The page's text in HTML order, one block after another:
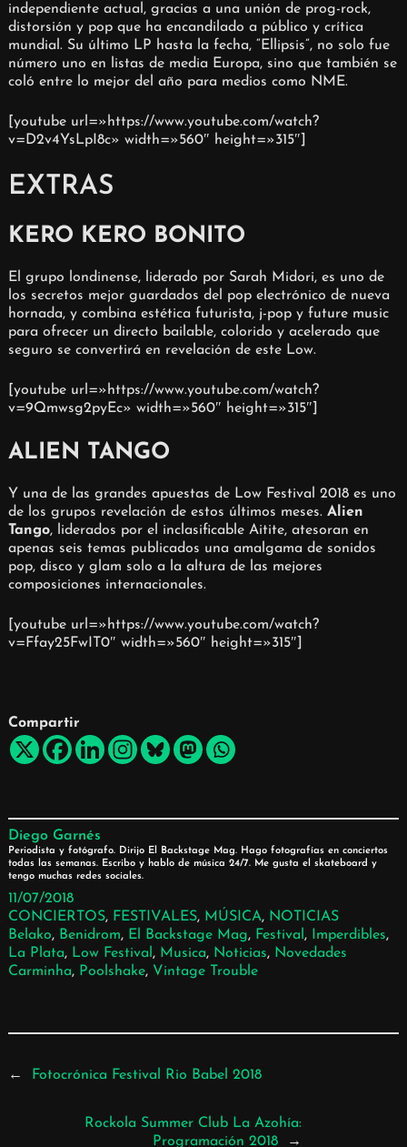
independiente actual, gracias a una unión de prog-rock,
distorsión y pop que ha encandilado a público y crítica
mundial. Su último LP hasta la fecha, “Ellipsis”, no solo fue
número uno en listas de media Europa, sino que también se
coló entre lo mejor del año para medios como NME.
[youtube url=»https://www.youtube.com/watch?
v=D2v4YsLpI8c» width=»560″ height=»315″]
EXTRAS
KERO KERO BONITO
El grupo londinense, liderado por Sarah Midori, es uno de
los secretos mejor guardados del pop electrónico de nueva
hornada, y combina estética futurista, j-pop y future music
para ofrecer un directo bailable, colorido y acelerado que
seguro se convertirá en revelación de este Low.
[youtube url=»https://www.youtube.com/watch?
v=9Qmwsg2pyEc» width=»560″ height=»315″]
ALIEN TANGO
Y una de las grandes apuestas de Low Festival 2018 es uno
de los grupos revelación de estos últimos meses. Alien
Tango, liderados por el inclasificable Aitite, atesoran en
apenas seis temas publicados una amalgama de sonidos
pop, disco y glam solo a la altura de las mejores
composiciones internacionales.
[youtube url=»https://www.youtube.com/watch?
v=Ffay25FwIT0″ width=»560″ height=»315″]
Compartir
Diego Garnés
Periodista y fotógrafo. Dirijo El Backstage Mag. Hago fotografías en conciertos
todas las semanas. Escribo y hablo de música 24/7. Me gusta el skateboard y
tengo muchas redes sociales.
11/07/2018
CONCIERTOS, FESTIVALES, MÚSICA, NOTICIAS
Belako, Benidrom, El Backstage Mag, Festival, Imperdibles ,
La Plata, Low Festival, Musica, Noticias, Novedades
Carminha, Poolshake, Vintage Trouble
← Fotocrónica Festival Rio Babel 2018
Rockola Summer Club La Azohía:
Programación 2018
→